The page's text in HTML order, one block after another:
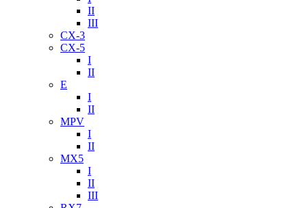
II
III
CX-3
CX-5
I
II
E
I
II
MPV
I
II
MX5
I
II
III